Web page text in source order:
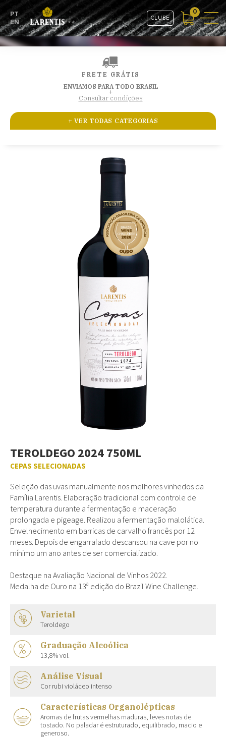
PT
EN
CLUBE
0
FRETE GRÁTIS
ENVIAMOS PARA TODO BRASIL
+
Consultar condições
+ VER TODAS CATEGORIAS
ESPUMANTES
TEROLDEGO 2024 750ML
CEPAS SELECIONADAS
Seleção das uvas manualmente nos melhores vinhedos da
Família Larentis. Elaboração tradicional com controle de
temperatura durante a fermentação e maceração
prolongada e pigeage. Realizou a fermentação malolática.
Envelhecimento em barricas de carvalho francês por 12
meses. Depois de engarrafado descansou na cave por no
mínimo um ano antes de ser comercializado.
Destaque na Avaliação Nacional de Vinhos 2022.
Medalha de Ouro na 13ª edição do Brazil Wine Challenge.
Varietal
Teroldego
Graduação Alcoólica
13,8% vol.
Análise Visual
Cor rubi violáceo intenso
Características Organolépticas
Aromas de frutas vermelhas maduras, leves notas de
tostado. No paladar é estruturado, equilibrado, macio e
generoso.